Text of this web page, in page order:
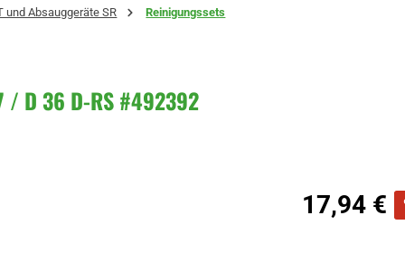
und Absauggeräte SR Reinigungssets
/ D 36 D-RS #492392
Verkaufspreis:
17,94 €